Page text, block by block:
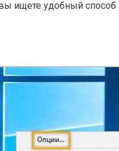
ищете удобный